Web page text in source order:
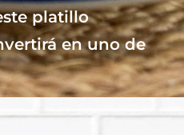
platillo
en uno de